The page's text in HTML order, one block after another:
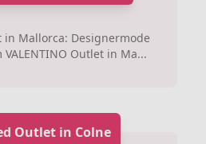
in Mallorca: Designermode
Outlet in Ma...
Outlet in Colne